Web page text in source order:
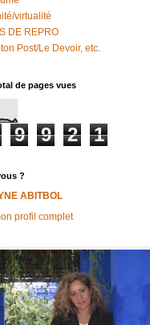
virtualité
DE REPRO
Post/Le Devoir, etc.
de pages vues
9 9 2 1
?
ABITBOL
profil complet